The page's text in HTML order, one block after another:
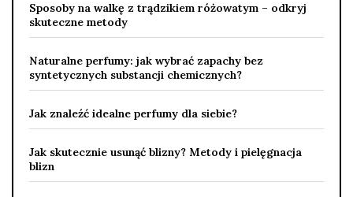
Sposoby na walkę z trądzikiem różowatym – odkryj
skuteczne metody
Naturalne perfumy: jak wybrać zapachy bez
syntetycznych substancji chemicznych?
Jak znaleźć idealne perfumy dla siebie?
Jak skutecznie usunąć blizny? Metody i pielęgnacja
blizn